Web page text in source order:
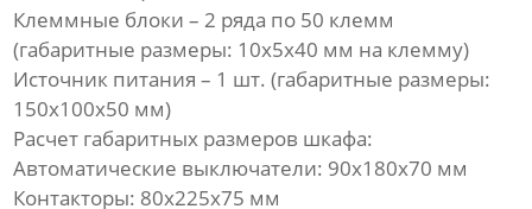
Клеммные блоки – 2 ряда по 50 клемм
(габаритные размеры: 10x5x40 мм на клемму)
Источник питания – 1 шт. (габаритные размеры:
150x100x50 мм)
Расчет габаритных размеров шкафа:
Автоматические выключатели: 90x180x70 мм
Контакторы: 80x225x75 мм